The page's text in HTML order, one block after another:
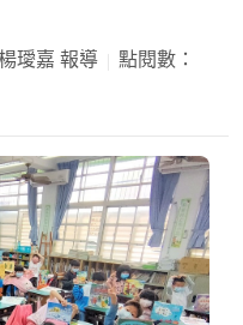
璦嘉 報導
點閱數：